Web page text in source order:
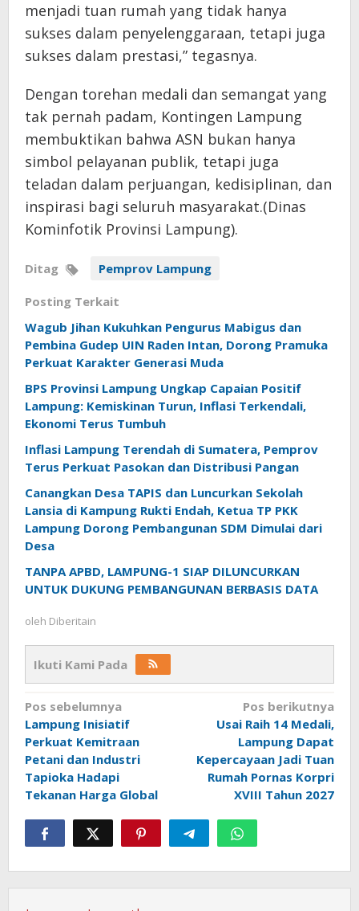
menjadi tuan rumah yang tidak hanya
sukses dalam penyelenggaraan, tetapi juga
sukses dalam prestasi,” tegasnya.
Dengan torehan medali dan semangat yang
tak pernah padam, Kontingen Lampung
membuktikan bahwa ASN bukan hanya
simbol pelayanan publik, tetapi juga
teladan dalam perjuangan, kedisiplinan, dan
inspirasi bagi seluruh masyarakat.(Dinas
Kominfotik Provinsi Lampung).
Ditag Pemprov Lampung
Posting Terkait
Wagub Jihan Kukuhkan Pengurus Mabigus dan
Pembina Gudep UIN Raden Intan, Dorong Pramuka
Perkuat Karakter Generasi Muda
BPS Provinsi Lampung Ungkap Capaian Positif
Lampung: Kemiskinan Turun, Inflasi Terkendali,
Ekonomi Terus Tumbuh
Inflasi Lampung Terendah di Sumatera, Pemprov
Terus Perkuat Pasokan dan Distribusi Pangan
Canangkan Desa TAPIS dan Luncurkan Sekolah
Lansia di Kampung Rukti Endah, Ketua TP PKK
Lampung Dorong Pembangunan SDM Dimulai dari
Desa
TANPA APBD, LAMPUNG-1 SIAP DILUNCURKAN
UNTUK DUKUNG PEMBANGUNAN BERBASIS DATA
oleh Diberitain
Ikuti Kami Pada
Navigasi
pos
Pos sebelumnya
Lampung Inisiatif
Perkuat Kemitraan
Petani dan Industri
Tapioka Hadapi
Tekanan Harga Global
Pos berikutnya
Usai Raih 14 Medali,
Lampung Dapat
Kepercayaan Jadi Tuan
Rumah Pornas Korpri
XVIII Tahun 2027